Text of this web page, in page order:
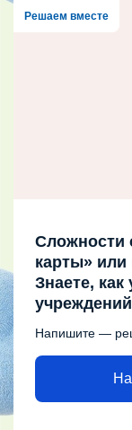
Решаем вместе
Сложности
карты» или
Знаете,
Напишите —